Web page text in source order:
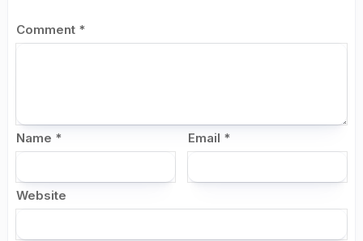
Comment *
Name * Email *
Website